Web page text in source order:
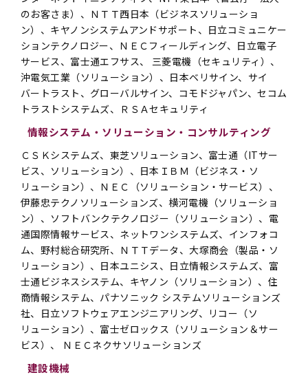
のお客さま）、ＮＴＴ西日本（ビジネスソリューショ
ン）、キヤノンシステムアンドサポート、日立コミュニケー
ションテクノロジー、ＮＥＣフィールディング、日立電子
サービス、富士通エフサス、 三菱電機（セキュリティ）、
沖電気工業（ソリューション）、日本ベリサイン、サイ
バートラスト、グローバルサイン、コモドジャパン、セコム
トラストシステムズ、ＲＳＡセキュリティ
情報システム・ソリューション・コンサルティング
ＣＳＫシステムズ、東芝ソリューション、富士通（ITサー
ビス、ソリューション）、日本ＩＢＭ（ビジネス・ソ
リューション）、ＮＥＣ（ソリューション・サービス）、
伊藤忠テクノソリューションズ、横河電機（ソリューショ
ン）、ソフトバンクテクノロジー（ソリューション）、電
通国際情報サービス、ネットワンシステムズ、インフォコ
ム、野村総合研究所、ＮＴＴデータ、大塚商会（製品・ソ
リューション）、日本ユニシス、日立情報システムズ、富
士通ビジネスシステム、キヤノン（ソリューション）、住
商情報システム、パナソニック システムソリューションズ
社、日立ソフトウェアエンジニアリング、リコー（ソ
リューション）、富士ゼロックス（ソリューション＆サー
ビス）、 ＮＥＣネクサソリューションズ
建設機械